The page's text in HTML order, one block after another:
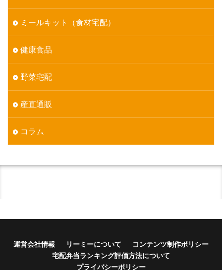
ミールキット（食材宅配）
健康食品
野菜宅配
産直通販
コラム
運営会社情報 リーミーについて
コンテンツ制作ポリシー
宅配弁当ランキング評価方法について
プライバシーポリシー